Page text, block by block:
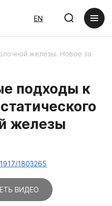
EN
железы. Новое за
подходы к
железы
1803265
ВИДЕО